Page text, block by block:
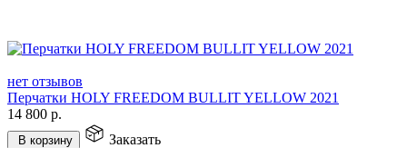
нет отзывов
Перчатки HOLY FREEDOM BULLIT YELLOW 2021
14 800 р.
В корзину Заказать